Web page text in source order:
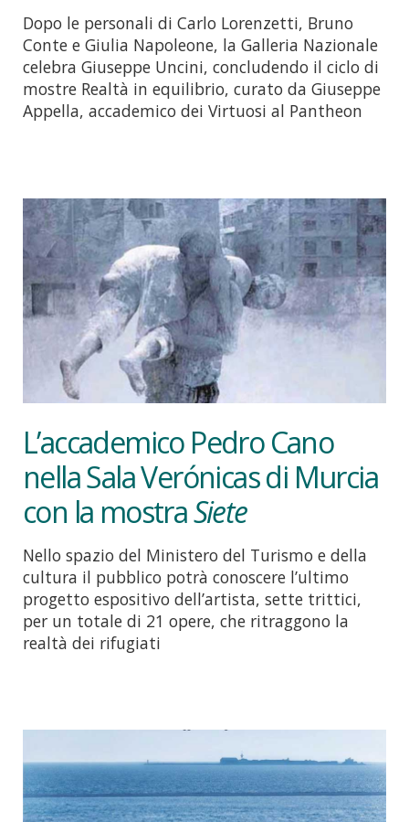
Dopo le personali di Carlo Lorenzetti, Bruno
Conte e Giulia Napoleone, la Galleria Nazionale
celebra Giuseppe Uncini, concludendo il ciclo di
mostre Realtà in equilibrio, curato da Giuseppe
Appella, accademico dei Virtuosi al Pantheon
L’accademico Pedro Cano
nella Sala Verónicas di Murcia
con la mostraSiete
Nello spazio del Ministero del Turismo e della
cultura il pubblico potrà conoscere l’ultimo
progetto espositivo dell’artista, sette trittici,
per un totale di 21 opere, che ritraggono la
realtà dei rifugiati